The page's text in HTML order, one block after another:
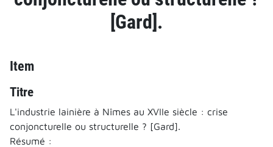
[Gard].
Item
Titre
L'industrie lainière à Nîmes au XVIIe siècle : crise
conjoncturelle ou structurelle ? [Gard].
Résumé :